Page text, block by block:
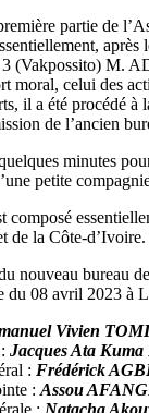
partie de
après
(Vakpossito) M.
moral, celui des
il a été procédé à
de l’ancien
minutes
petite
composé
de la Côte-d’Ivoire.
nouveau bureau
du 08 avril 2023 à
Vivien TOMI
Jacques Ata
: Frédérick
: Assou